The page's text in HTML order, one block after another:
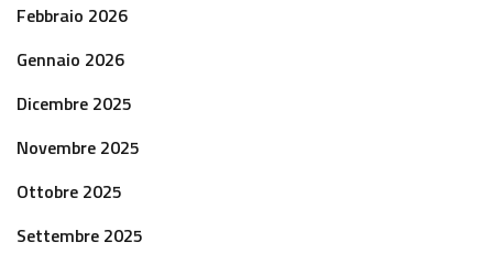
Febbraio 2026
Gennaio 2026
Dicembre 2025
Novembre 2025
Ottobre 2025
Settembre 2025